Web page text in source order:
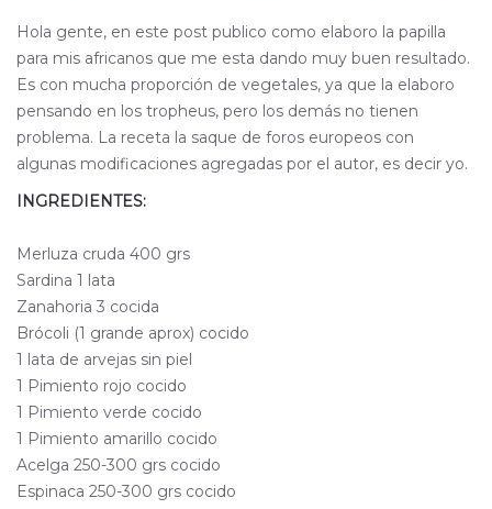
Hola gente, en este post publico como elaboro la papilla
para mis africanos que me esta dando muy buen resultado.
Es con mucha proporción de vegetales, ya que la elaboro
pensando en los tropheus, pero los demás no tienen
problema. La receta la saque de foros europeos con
algunas modificaciones agregadas por el autor, es decir yo.
INGREDIENTES:
Merluza cruda 400 grs
Sardina 1 lata
Zanahoria 3 cocida
Brócoli (1 grande aprox) cocido
1 lata de arvejas sin piel
1 Pimiento rojo cocido
1 Pimiento verde cocido
1 Pimiento amarillo cocido
Acelga 250-300 grs cocido
Espinaca 250-300 grs cocido